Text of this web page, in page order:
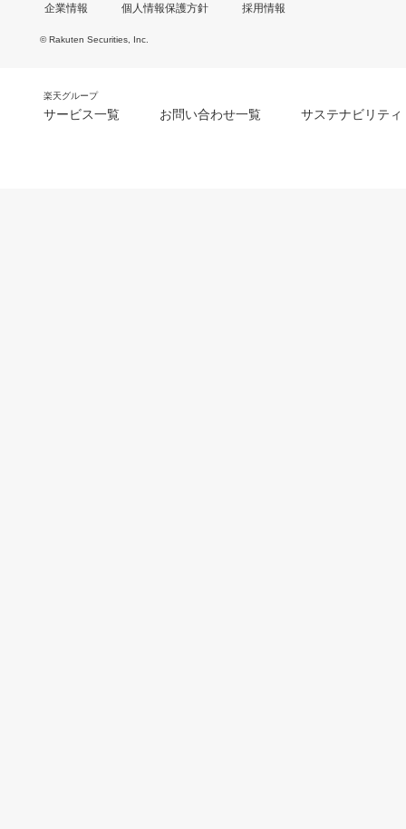
企業情報 個人情報保護方針 採用情報
© Rakuten Securities, Inc.
楽天グループ
サービス一覧 お問い合わせ一覧 サステナビリティ